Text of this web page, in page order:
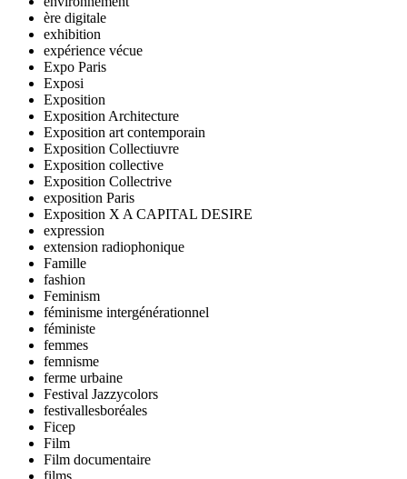
ère digitale
exhibition
expérience vécue
Expo Paris
Exposi
Exposition
Exposition Architecture
Exposition art contemporain
Exposition Collectiuvre
Exposition collective
Exposition Collectrive
exposition Paris
Exposition X A CAPITAL DESIRE
expression
extension radiophonique
Famille
fashion
Feminism
féminisme intergénérationnel
féministe
femmes
femnisme
ferme urbaine
Festival Jazzycolors
festivallesboréales
Ficep
Film
Film documentaire
films